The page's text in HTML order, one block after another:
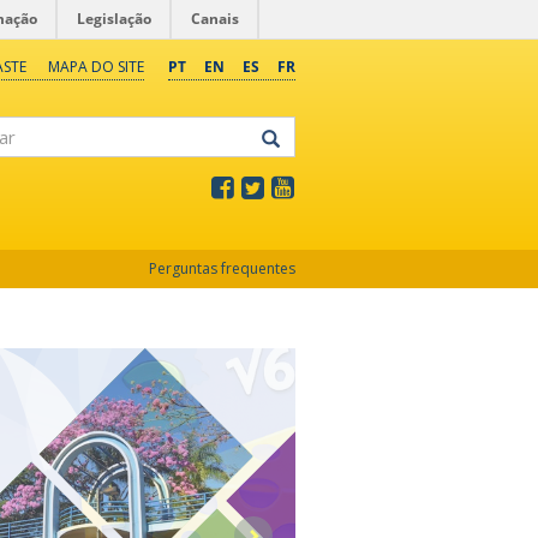
Legislação Canais
PT EN ES FR
MAPA DO SITE
Perguntas frequentes